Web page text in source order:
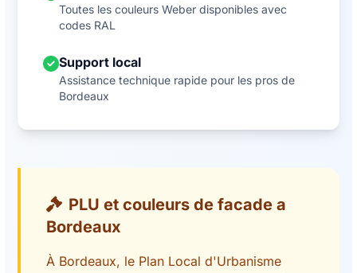
Toutes les couleurs Weber disponibles avec
codes RAL
Support local
Assistance technique rapide pour les pros de
Bordeaux
PLU et couleurs de facade a
Bordeaux
À Bordeaux, le Plan Local d'Urbanisme